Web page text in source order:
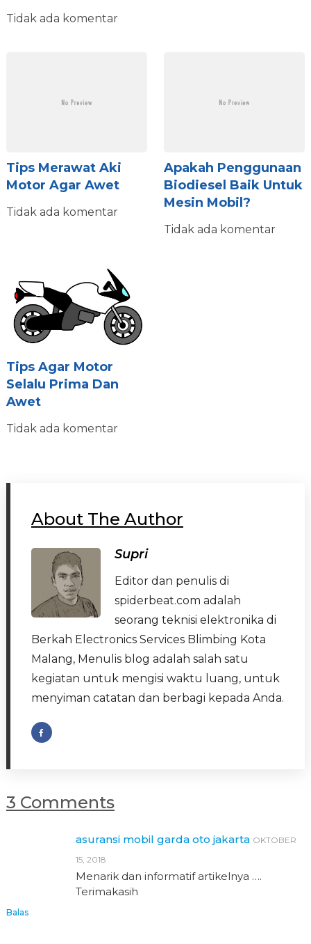
Tidak ada komentar
Tips Merawat Aki
Motor Agar Awet
Tidak ada komentar
Apakah Penggunaan
Biodiesel Baik Untuk
Mesin Mobil?
Tidak ada komentar
Tips Agar Motor
Selalu Prima Dan
Awet
Tidak ada komentar
About The Author
Supri
Editor dan penulis di
spiderbeat.com adalah
seorang teknisi elektronika di
Berkah Electronics Services Blimbing Kota
Malang, Menulis blog adalah salah satu
kegiatan untuk mengisi waktu luang, untuk
menyiman catatan dan berbagi kepada Anda.
3 Comments
asuransi mobil garda oto jakarta OKTOBER
15, 2018
Menarik dan informatif artikelnya ….
Terimakasih
Balas